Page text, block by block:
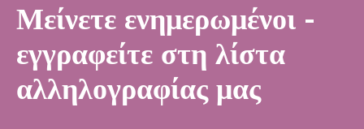
Μείνετε ενημερωμένοι -
εγγραφείτε στη λίστα
αλληλογραφίας μας